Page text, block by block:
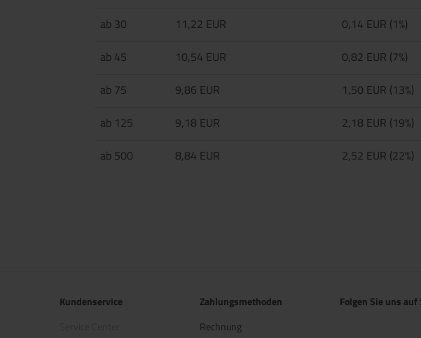
ab 30
11,22 EUR
0,14 EUR (1%)
ab 45
10,54 EUR
0,82 EUR (7%)
ab 75
9,86 EUR
1,50 EUR (13%)
ab 125
9,18 EUR
2,18 EUR (19%)
ab 500
8,84 EUR 2,52 EUR (22%)
Kundenservice
Zahlungsmethoden
Rechnung
Folgen Sie uns